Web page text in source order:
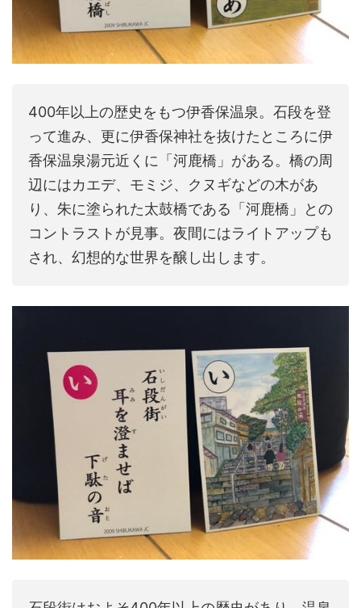
400年以上の歴史をもつ伊香保温泉。石段を登
って進み、更に伊香保神社を抜けたところに伊
香保温泉湯元近くに「河鹿橋」がある。橋の周
辺にはカエデ、モミジ、クヌギなどの木があ
り、朱に塗られた太鼓橋である「河鹿橋」との
コントラストが見事。夜間にはライトアップも
され、幻想的な世界を醸し出します。